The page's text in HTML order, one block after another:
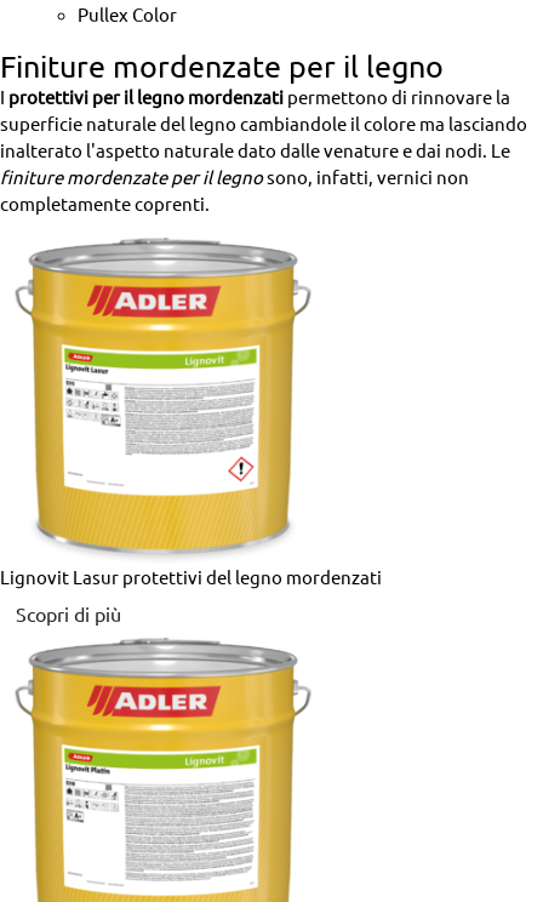
Pullex Color
Finiture mordenzate per il legno
I protettivi per il legno mordenzati permettono di rinnovare la
superficie naturale del legno cambiandole il colore ma lasciando
inalterato l'aspetto naturale dato dalle venature e dai nodi. Le
finiture mordenzate per il legnosono, infatti, vernici non
completamente coprenti.
Lignovit Lasur protettivi del legno mordenzati
Scopri di più